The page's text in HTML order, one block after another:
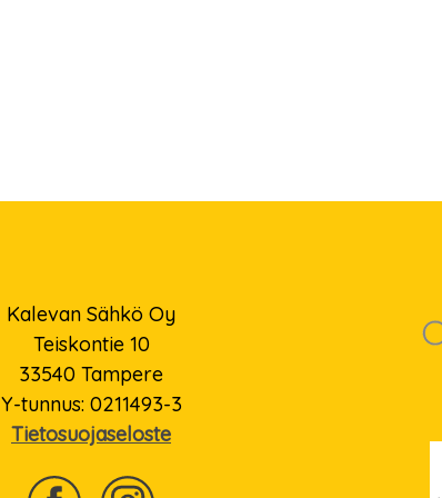
Kalevan Sähkö Oy
Teiskontie 10
33540 Tampere
Y-tunnus: 0211493-3
Tietosuojaseloste